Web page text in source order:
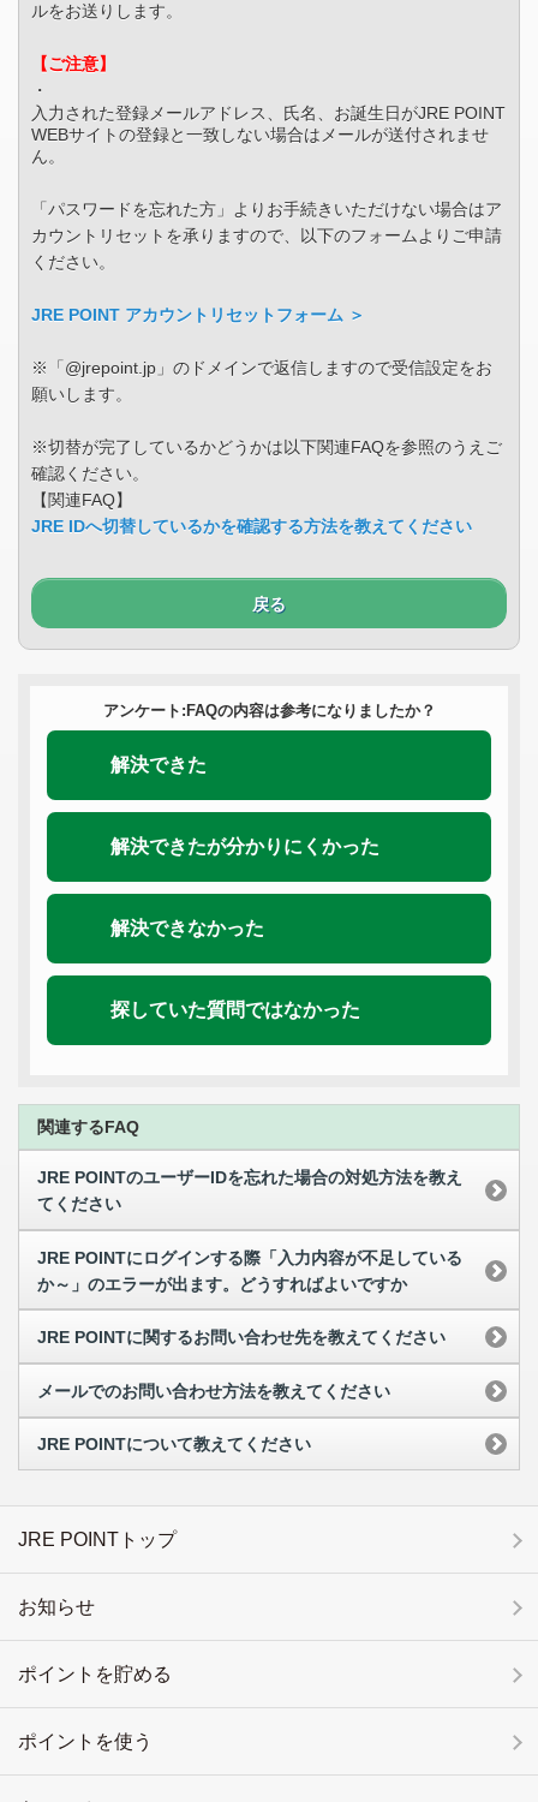
ルをお送りします。
【ご注意】
・
入力された登録メールアドレス、氏名、お誕生日がJRE POINT
WEBサイトの登録と一致しない場合はメールが送付されませ
ん。
「パスワードを忘れた方」よりお手続きいただけない場合はア
カウントリセットを承りますので、以下のフォームよりご申請
ください。
JRE POINT アカウントリセットフォーム ＞
※「@jrepoint.jp」のドメインで返信しますので受信設定をお
願いします。
※切替が完了しているかどうかは以下関連FAQを参照のうえご
確認ください。
【関連FAQ】
JRE IDへ切替しているかを確認する方法を教えてください
戻る
アンケート:FAQの内容は参考になりましたか？
解決できた
解決できたが分かりにくかった
解決できなかった
探していた質問ではなかった
関連するFAQ
JRE POINTのユーザーIDを忘れた場合の対処方法を教え
てください
JRE POINTにログインする際「入力内容が不足している
か～」のエラーが出ます。どうすればよいですか
JRE POINTに関するお問い合わせ先を教えてください
メールでのお問い合わせ方法を教えてください
JRE POINTについて教えてください
JRE POINTトップ
お知らせ
ポイントを貯める
ポイントを使う